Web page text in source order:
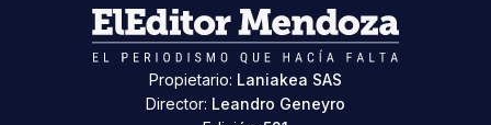
Propietario: Laniakea SAS
Director: Leandro Geneyro